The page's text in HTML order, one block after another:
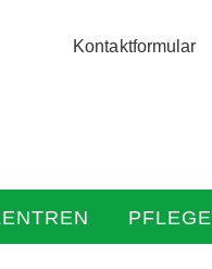
Kontaktformular
PFLEGE